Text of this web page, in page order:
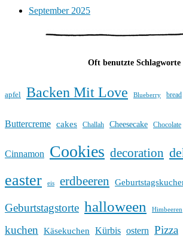
September 2025
Oft benutzte Schlagworte
apfel Backen Mit Love Blueberry bread
Buttercreme cakes Challah Cheesecake Chocolate
Cinnamon Cookies decoration
easter eis erdbeeren
Geburtstagstorte halloween Himbeeren
kuchen Käsekuchen Kürbis ostern Pizza